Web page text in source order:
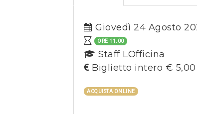
Giovedì 24 Agosto
ORE 11.00
Staff LOfficina
Biglietto intero €
ACQUISTA ONLINE